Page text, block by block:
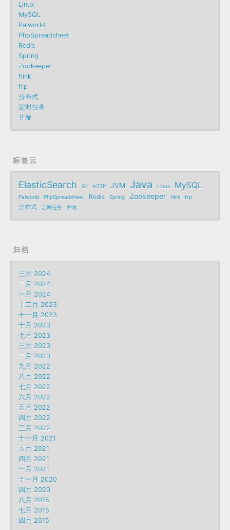
Linux
MySQL
Palworld
PhpSpreadsheet
Redis
Spring
Zookeeper
flink
frp
分布式
定时任务
并发
标签云
ElasticSearch Git HTTP JVM Java Linux MySQL
Palworld PhpSpreadsheet Redis Spring Zookeeper flink frp
分布式 定时任务 并发
归档
三月 2024
二月 2024
一月 2024
十二月 2023
十一月 2023
十月 2023
七月 2023
三月 2023
二月 2023
九月 2022
八月 2022
七月 2022
六月 2022
五月 2022
四月 2022
三月 2022
十一月 2021
五月 2021
四月 2021
一月 2021
十一月 2020
四月 2020
八月 2015
七月 2015
四月 2015